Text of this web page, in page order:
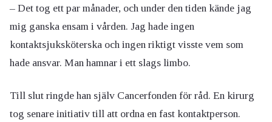
– Det tog ett par månader, och under den tiden kände jag
mig ganska ensam i vården. Jag hade ingen
kontaktsjuksköterska och ingen riktigt visste vem som
hade ansvar. Man hamnar i ett slags limbo.
Till slut ringde han själv Cancerfonden för råd. En kirurg
tog senare initiativ till att ordna en fast kontaktperson.